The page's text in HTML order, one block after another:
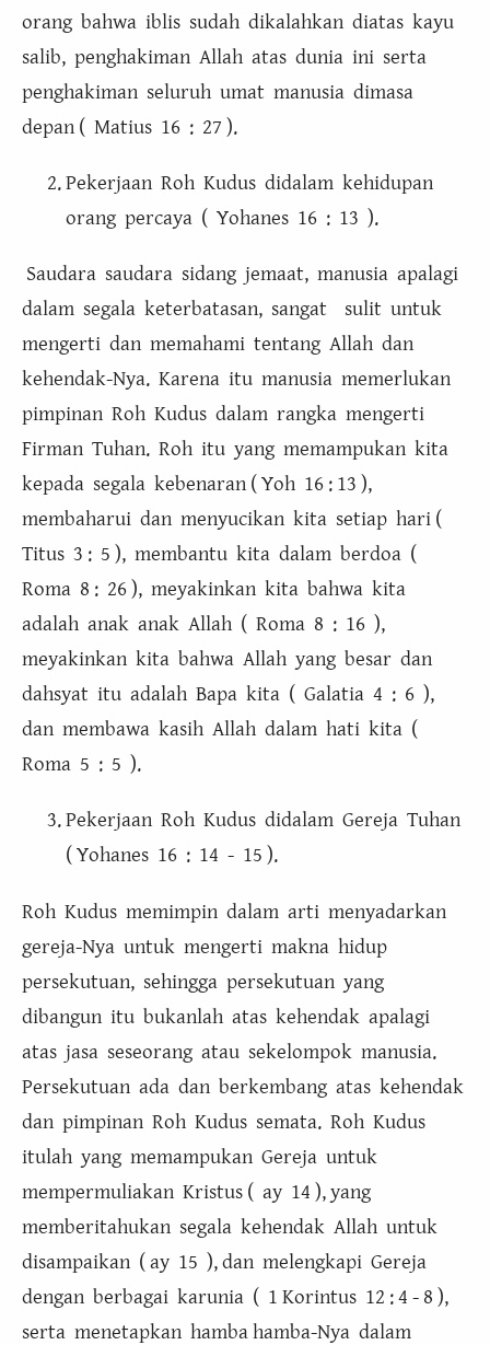
orang bahwa iblis sudah dikalahkan diatas kayu
salib, penghakiman Allah atas dunia ini serta
penghakiman seluruh umat manusia dimasa
depan ( Matius 16 : 27 ).
Pekerjaan Roh Kudus didalam kehidupan
orang percaya ( Yohanes 16 : 13 ).
Saudara saudara sidang jemaat, manusia apalagi
dalam segala keterbatasan, sangat sulit untuk
mengerti dan memahami tentang Allah dan
kehendak-Nya. Karena itu manusia memerlukan
pimpinan Roh Kudus dalam rangka mengerti
Firman Tuhan. Roh itu yang memampukan kita
kepada segala kebenaran ( Yoh 16 : 13 ),
membaharui dan menyucikan kita setiap hari (
Titus 3 : 5 ), membantu kita dalam berdoa (
Roma 8 : 26 ), meyakinkan kita bahwa kita
adalah anak anak Allah ( Roma 8 : 16 ),
meyakinkan kita bahwa Allah yang besar dan
dahsyat itu adalah Bapa kita ( Galatia 4 : 6 ),
dan membawa kasih Allah dalam hati kita (
Roma 5 : 5 ).
Pekerjaan Roh Kudus didalam Gereja Tuhan
( Yohanes 16 : 14 - 15 ).
Roh Kudus memimpin dalam arti menyadarkan
gereja-Nya untuk mengerti makna hidup
persekutuan, sehingga persekutuan yang
dibangun itu bukanlah atas kehendak apalagi
atas jasa seseorang atau sekelompok manusia.
Persekutuan ada dan berkembang atas kehendak
dan pimpinan Roh Kudus semata. Roh Kudus
itulah yang memampukan Gereja untuk
mempermuliakan Kristus ( ay 14 ), yang
memberitahukan segala kehendak Allah untuk
disampaikan ( ay 15 ), dan melengkapi Gereja
dengan berbagai karunia ( 1 Korintus 12 : 4 - 8 ),
serta menetapkan hamba hamba-Nya dalam